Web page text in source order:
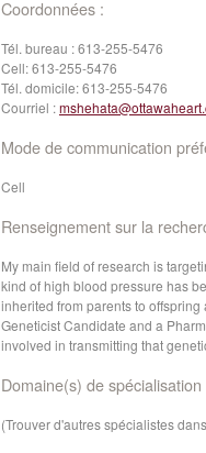
Coordonnées :
Tél. bureau :613-255-5476
Cell:613-255-5476
Tél. domicile:613-255-5476
Courriel :
Mode de communication
Cell
Renseignement sur la
My main field of research is
kind of high blood pressure has
inherited from parents to
Geneticist Candidate and a
involved in transmitting that
Domaine(s) de spécialisation
(Trouver d'autres spécialistes